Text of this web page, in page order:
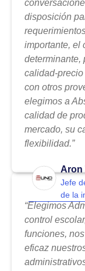
disposición
importante, el
determinante,
calidad-
con otros
elegimos a
calidad de
mercado, su
flexibilidad.”
Aron
Jefe
de la
“Elegimos
control
funciones,
eficaz